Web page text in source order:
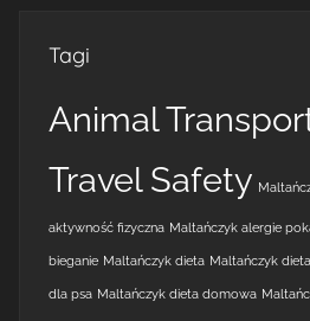
Tagi
Animal
Travel Safety
aktywność fizyczna Maltańczyk alergie
bieganie Maltańczyk dieta Maltańczyk
dla psa Maltańczyk dieta domowa